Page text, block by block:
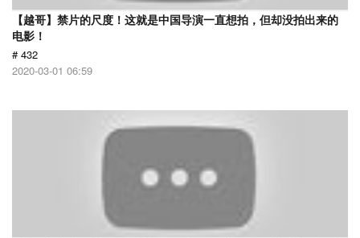
【越哥】禁片的尺度！这就是中国导演一直想拍，但却没拍出来的
电影！
# 432
2020-03-01 06:59